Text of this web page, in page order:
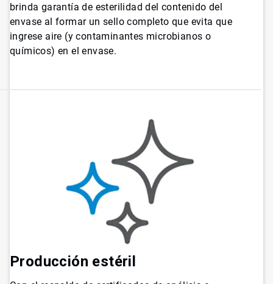
brinda garantía de esterilidad del contenido del
envase al formar un sello completo que evita que
ingrese aire (y contaminantes microbianos o
químicos) en el envase.
Producción estéril